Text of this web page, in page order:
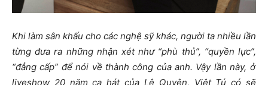
Khi làm sân khấu cho các nghệ sỹ khác, người ta nhiều lần
từng đưa ra những nhận xét như “phù thủ”, “quyền lực”,
“đẳng cấp” để nói về thành công của anh. Vậy lần này, ở
liveshow 20 năm ca hát của Lệ Quyên, Việt Tú có sẽ